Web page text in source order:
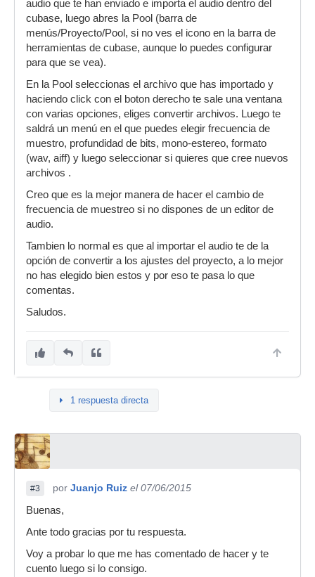
audio que te han enviado e importa el audio dentro del
cubase, luego abres la Pool (barra de
menús/Proyecto/Pool, si no ves el icono en la barra de
herramientas de cubase, aunque lo puedes configurar
para que se vea).
En la Pool seleccionas el archivo que has importado y
haciendo click con el boton derecho te sale una ventana
con varias opciones, eliges convertir archivos. Luego te
saldrá un menú en el que puedes elegir frecuencia de
muestro, profundidad de bits, mono-estereo, formato
(wav, aiff) y luego seleccionar si quieres que cree nuevos
archivos .
Creo que es la mejor manera de hacer el cambio de
frecuencia de muestreo si no dispones de un editor de
audio.
Tambien lo normal es que al importar el audio te de la
opción de convertir a los ajustes del proyecto, a lo mejor
no has elegido bien estos y por eso te pasa lo que
comentas.
Saludos.
1 respuesta directa
#3 por Juanjo Ruiz el 07/06/2015
Buenas,
Ante todo gracias por tu respuesta.
Voy a probar lo que me has comentado de hacer y te
cuento luego si lo consigo.